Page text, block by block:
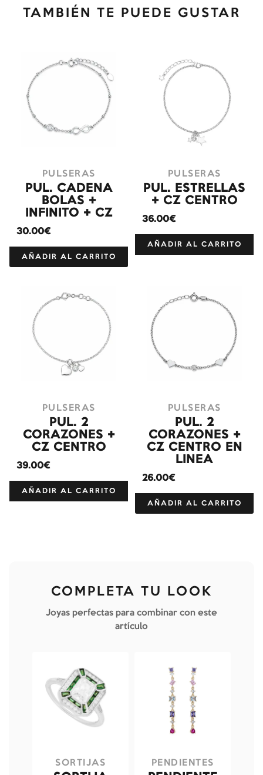
TAMBIÉN TE PUEDE GUSTAR
PULSERAS
PUL. CADENA
BOLAS +
INFINITO + CZ
30.00€
AÑADIR AL CARRITO
PULSERAS
PUL. ESTRELLAS
+ CZ CENTRO
36.00€
AÑADIR AL CARRITO
PULSERAS
PUL. 2
CORAZONES +
CZ CENTRO
39.00€
AÑADIR AL CARRITO
PULSERAS
PUL. 2
CORAZONES +
CZ CENTRO EN
LINEA
26.00€
AÑADIR AL CARRITO
COMPLETA TU LOOK
Joyas perfectas para combinar con este
artículo
SORTIJAS PENDIENTES